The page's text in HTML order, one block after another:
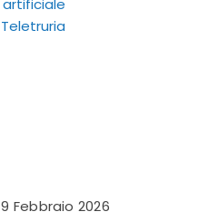
Teletruria
Febbraio 2026